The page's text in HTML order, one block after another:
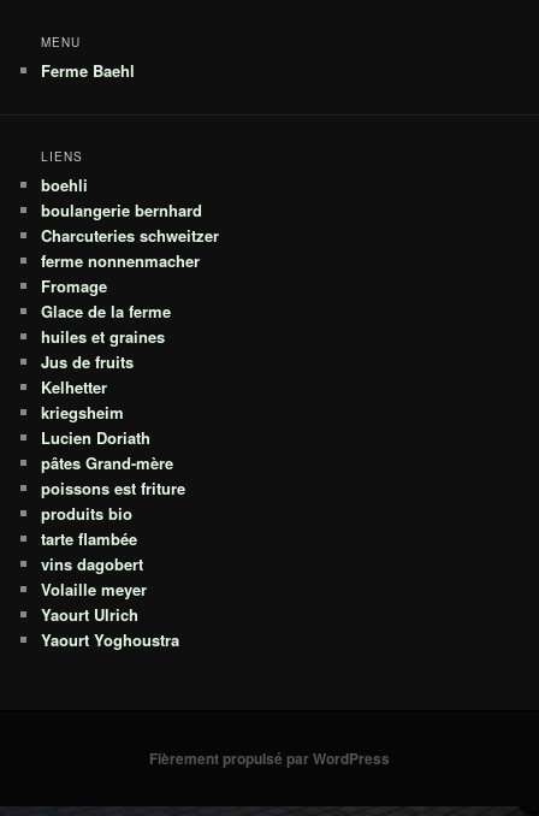
MENU
Ferme Baehl
LIENS
boehli
boulangerie bernhard
Charcuteries schweitzer
ferme nonnenmacher
Fromage
Glace de la ferme
huiles et graines
Jus de fruits
Kelhetter
kriegsheim
Lucien Doriath
pâtes Grand-mère
poissons est friture
produits bio
tarte flambée
vins dagobert
Volaille meyer
Yaourt Ulrich
Yaourt Yoghoustra
Fièrement propulsé par WordPress